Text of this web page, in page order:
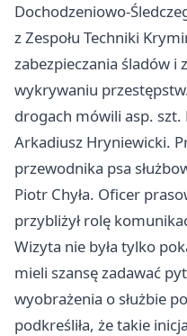
Dochodzeniowo-
z Zespołu Techniki
zabezpieczania śladów i
wykrywaniu
drogach mówili asp. szt.
Arkadiusz Hryniewicki.
przewodnika psa
Piotr Chyła. Oficer
przybliżył rolę
Wizyta nie była tylko
mieli szansę zadawać
wyobrażenia o służbie
podkreśliła, że takie